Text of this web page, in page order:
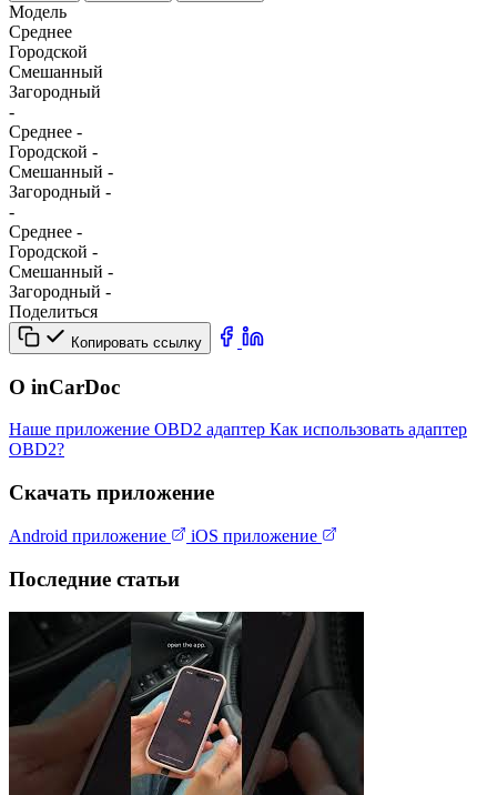
Модель
Среднее
Городской
Смешанный
Загородный
-
Среднее -
Городской -
Смешанный -
Загородный -
-
Среднее -
Городской -
Смешанный -
Загородный -
Поделиться
Копировать ссылку
О inCarDoc
Наше приложение OBD2 адаптер Как использовать адаптер
OBD2?
Скачать приложение
Android приложение iOS приложение
Последние статьи